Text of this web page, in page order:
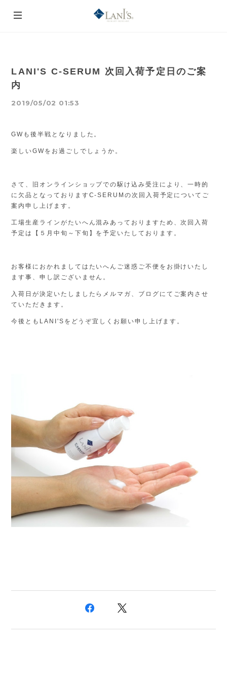
LANI'S C-SERUM 次回入荷予定日のご案
内
2019/05/02 01:53
GWも後半戦となりました。
楽しいGWをお過ごしでしょうか。
さて、旧オンラインショップでの駆け込み受注により、一時的
に欠品となっておりますC-SERUMの次回入荷予定についてご
案内申し上げます。
工場生産ラインがたいへん混みあっておりますため、次回入荷
予定は【５月中旬～下旬】を予定いたしております。
お客様におかれましてはたいへんご迷惑ご不便をお掛けいたし
ます事、申し訳ございません。
入荷日が決定いたしましたらメルマガ、ブログにてご案内させ
ていただきます。
今後ともLANI'Sをどうぞ宜しくお願い申し上げます。